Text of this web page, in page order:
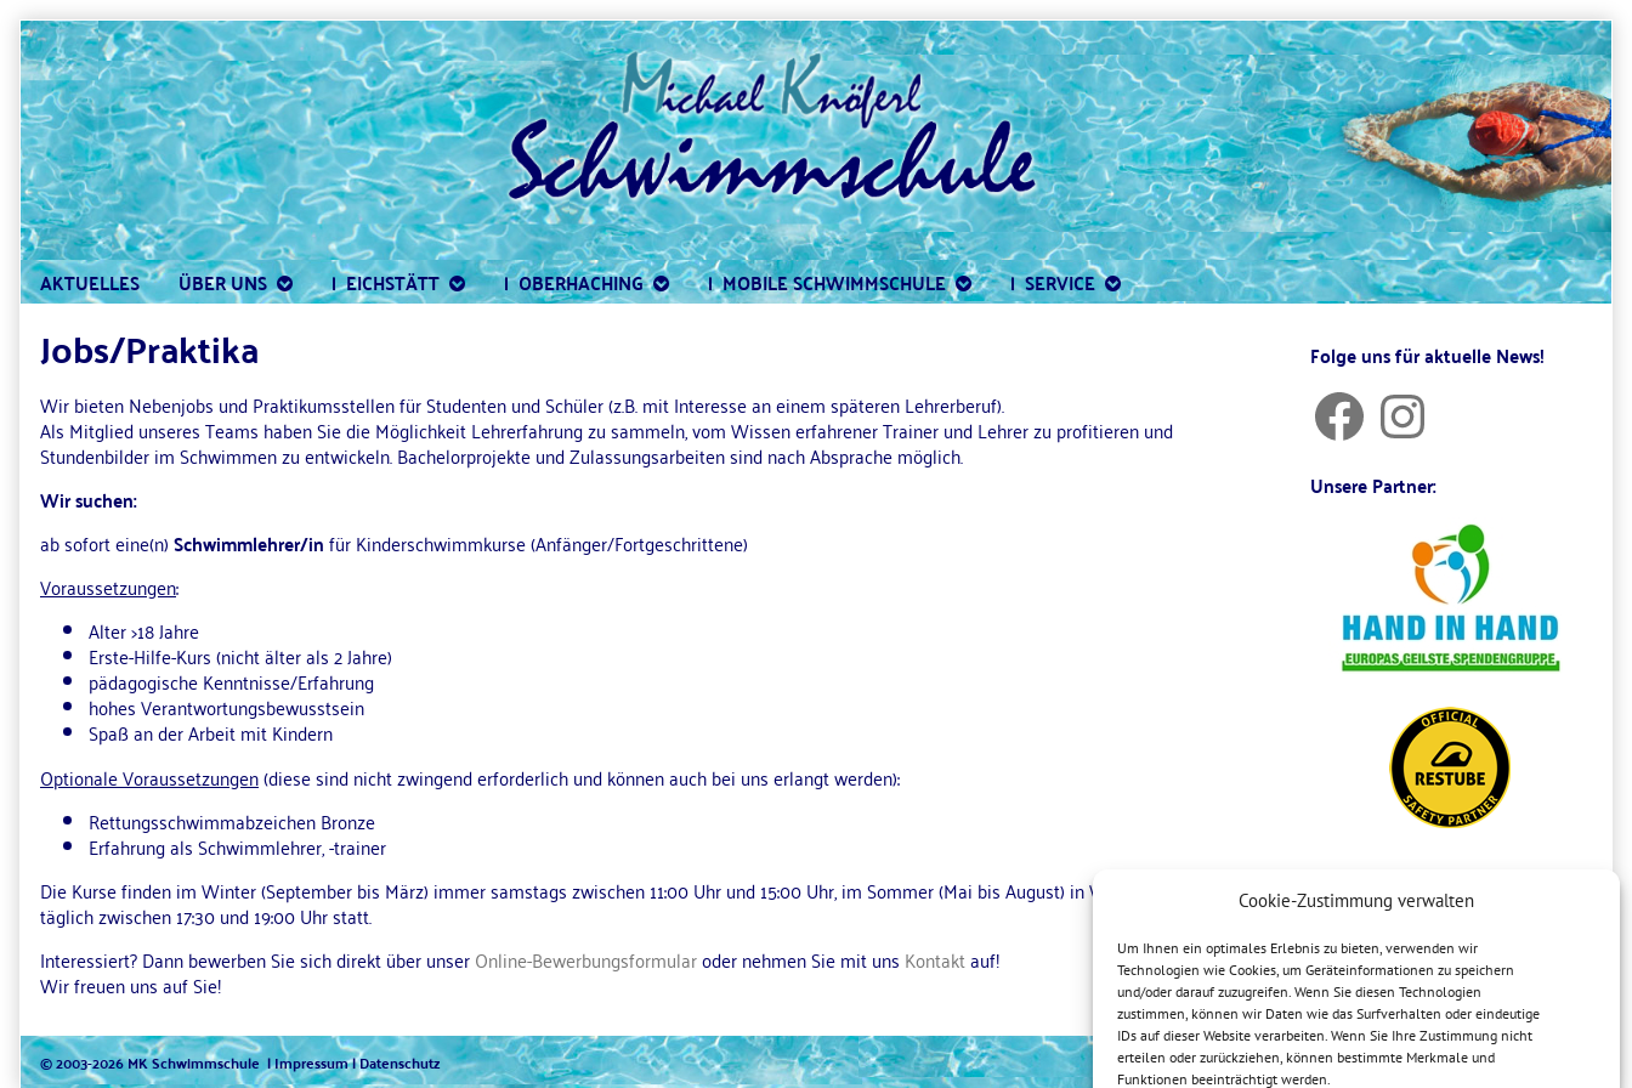
Cookie-Zustimmung verwalten
Um Ihnen ein optimales Erlebnis zu bieten, verwenden wir
Technologien wie Cookies, um Geräteinformationen zu speichern
und/oder darauf zuzugreifen. Wenn Sie diesen Technologien
zustimmen, können wir Daten wie das Surfverhalten oder eindeutige
IDs auf dieser Website verarbeiten. Wenn Sie Ihre Zustimmung nicht
erteilen oder zurückziehen, können bestimmte Merkmale und
Funktionen beeinträchtigt werden.
Skip
to
content
AKTUELLES ÜBER UNS |  EICHSTÄTT |  OBERHACHING |  MOBILE SCHWIMMSCHULE |  SERVICE
Jobs/Praktika
Wir bieten Nebenjobs und Praktikumsstellen für Studenten und Schüler (z.B. mit Interesse an einem späteren Lehrerberuf).
Als Mitglied unseres Teams haben Sie die Möglichkeit Lehrerfahrung zu sammeln, vom Wissen erfahrener Trainer und Lehrer zu profitieren und
Stundenbilder im Schwimmen zu entwickeln. Bachelorprojekte und Zulassungsarbeiten sind nach Absprache möglich.
Wir suchen:
ab sofort eine(n)Schwimmlehrer/infür Kinderschwimmkurse (Anfänger/Fortgeschrittene)
Voraussetzungen:
Alter >18 Jahre
Erste-Hilfe-Kurs (nicht älter als 2 Jahre)
pädagogische Kenntnisse/Erfahrung
hohes Verantwortungsbewusstsein
Spaß an der Arbeit mit Kindern
Optionale Voraussetzungen(diese sind nicht zwingend erforderlich und können auch bei uns erlangt werden):
Rettungsschwimmabzeichen Bronze
Erfahrung als Schwimmlehrer, -trainer
Die Kurse finden im Winter (September bis März) immer samstags zwischen 11:00 Uhr und 15:00 Uhr, im Sommer (Mai bis August) in Wochenblöcken
täglich zwischen 17:30 und 19:00 Uhr statt.
Interessiert? Dann bewerben Sie sich direkt über unserOnline-Bewerbungsformularoder nehmen Sie mit uns Kontaktauf!
Wir freuen uns auf Sie!
Primary
Sidebar
Folge uns für aktuelle News!
FacebookInstagram
Unsere Partner:
© 2003-2026 MK Schwimmschule |Impressum|Datenschutz